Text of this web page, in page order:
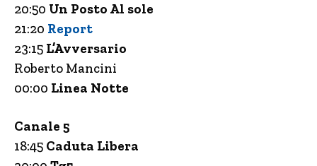
20:50 Un Posto Al sole
21:20 Report
23:15 L’Avversario
Roberto Mancini
00:00 Linea Notte
Canale 5
18:45 Caduta Libera